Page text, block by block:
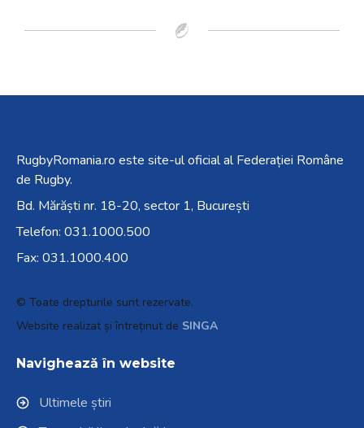
RugbyRomania.ro este site-ul oficial al Federației Române
de Rugby.
Bd. Mărăști nr. 18-20, sector 1, București
Telefon: 031.1000.500
Fax: 031.1000.400
© Toate drepturile sunt rezervate.
Website realizat și întreținut de SINGA
Navighează în website
Ultimele știri